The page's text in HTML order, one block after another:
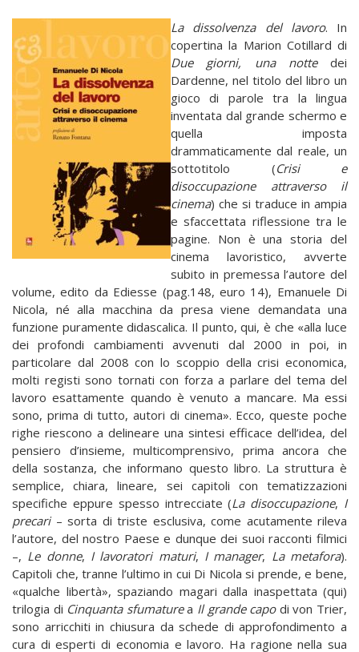
La dissolvenza del lavoro. In
copertina la Marion Cotillard di
Due giorni, una nottedei
Dardenne, nel titolo del libro un
gioco di parole tra la lingua
inventata dal grande schermo e
quella imposta
drammaticamente dal reale, un
sottotitolo (Crisi e
disoccupazione attraverso il
cinema) che si traduce in ampia
e sfaccettata riflessione tra le
pagine. Non è una storia del
cinema lavoristico, avverte
subito in premessa l’autore del
volume, edito da Ediesse (pag.148, euro 14), Emanuele Di
Nicola, né alla macchina da presa viene demandata una
funzione puramente didascalica. Il punto, qui, è che «alla luce
dei profondi cambiamenti avvenuti dal 2000 in poi, in
particolare dal 2008 con lo scoppio della crisi economica,
molti registi sono tornati con forza a parlare del tema del
lavoro esattamente quando è venuto a mancare. Ma essi
sono, prima di tutto, autori di cinema». Ecco, queste poche
righe riescono a delineare una sintesi efficace dell’idea, del
pensiero d’insieme, multicomprensivo, prima ancora che
della sostanza, che informano questo libro. La struttura è
semplice, chiara, lineare, sei capitoli con tematizzazioni
specifiche eppure spesso intrecciate (La disoccupazione, I
precari– sorta di triste esclusiva, come acutamente rileva
l’autore, del nostro Paese e dunque dei suoi racconti filmici
–, Le donne, I lavoratori maturi, I manager, La metafora).
Capitoli che, tranne l’ultimo in cui Di Nicola si prende, e bene,
«qualche libertà», spaziando magari dalla inaspettata (qui)
trilogia di Cinquanta sfumaturea Il grande capodi von Trier,
sono arricchiti in chiusura da schede di approfondimento a
cura di esperti di economia e lavoro. Ha ragione nella sua